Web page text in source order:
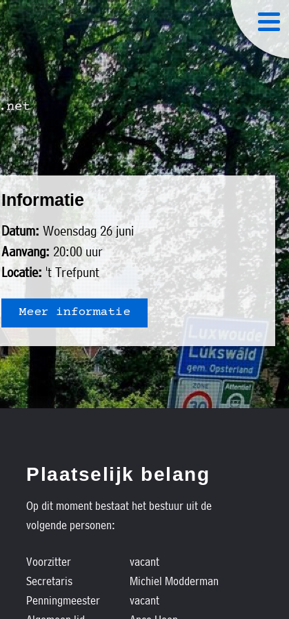
Informatie
Datum: Woensdag 26 juni
Aanvang: 20:00 uur
Locatie: 't Trefpunt
Meer informatie
Plaatselijk belang
Op dit moment bestaat het bestuur uit de
volgende personen:
Voorzitter
vacant
Secretaris
Michiel Modderman
Penningmeester
vacant